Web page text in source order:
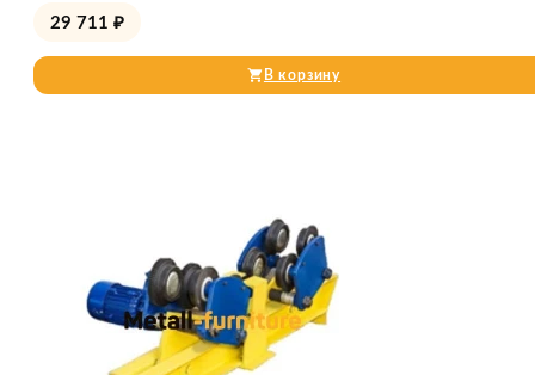
29 711 ₽
В корзину